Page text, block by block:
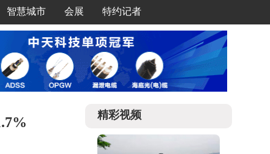
智慧城市 会展 特约记者
精彩视频